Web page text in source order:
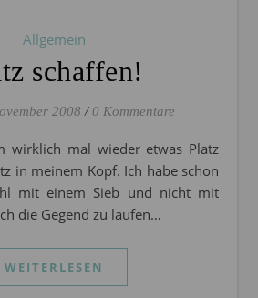
Allgemein
schaffen!
2008 / 0 Kommentare
in meinem Kopf. Ich habe schon
mit einem Sieb und nicht mit
die Gegend zu laufen…
WEITERLESEN